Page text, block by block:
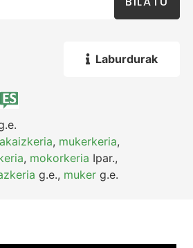
Laburdurak
, mukerkeria,
, mokorkeria Ipar.,
g.e., muker g.e.